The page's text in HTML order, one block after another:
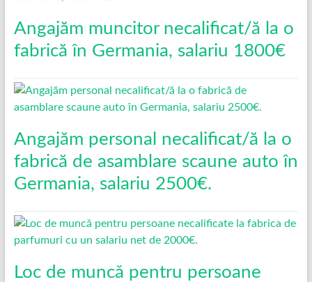
Angajăm muncitor necalificat/ă la o
fabrică în Germania, salariu 1800€
Angajăm personal necalificat/ă la o
fabrică de asamblare scaune auto în
Germania, salariu 2500€.
Loc de muncǎ pentru persoane